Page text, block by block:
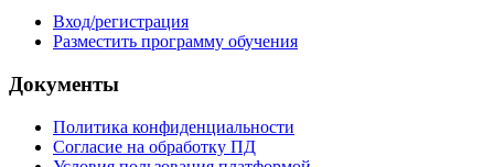
Вход/регистрация
Разместить программу обучения
Документы
Политика конфиденциальности
Согласие на обработку ПД